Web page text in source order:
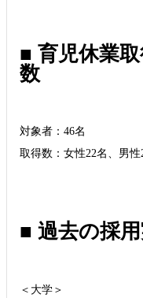
■ 育児休業
数
対象者：46名
取得数：女性22名、男性
■ 過去の採
＜大学＞